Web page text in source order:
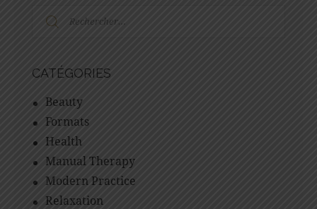
CATÉGORIES
Beauty
Formats
Health
Manual Therapy
Modern Practice
Relaxation